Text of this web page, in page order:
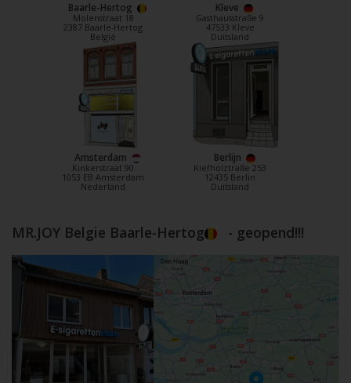
Baarle-Hertog
Molenstraat 18
2387 Baarle-Hertog
België
Kleve
Gasthausstraße 9
47533 Kleve
Duitsland
Amsterdam
Kinkerstraat 90
1053 EB Amsterdam
Nederland
Berlijn
Kiefholztraße 253
12435 Berlin
Duitsland
MR.JOY Belgie Baarle-Hertog - geopend!!!